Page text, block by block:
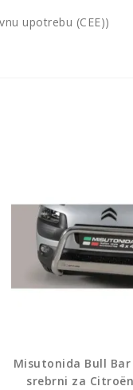
upotrebu (CEE))
Misutonida Bull
srebrni za